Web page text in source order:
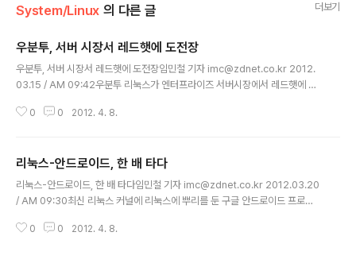
System/Linux 의 다른 글 더보기
우분투, 서버 시장서 레드햇에 도전장
우분투, 서버 시장서 레드햇에 도전장임민철 기자 imc@zdnet.co.kr 2012.
03.15 / AM 09:42우분투 리눅스가 엔터프라이즈 서버시장에서 레드햇에 도
을 얻을 수 있을지는 미지수다. 미국 지디넷은 14일(현지시각) 캐노니컬의 최고
다"라 주장했다고 보도했다. 셔틀워스 CEO는 지난달 조사업체 W3테크 자료
를 근거로 지난해 우분투 리눅스가 웹서버용 운영체제(OS) 시장에서 RHEL를
따돌린 뒤 최근까지 그 격차를 계속 벌려왔다고 강조했다. 그에 따르면 우분투
0 0 2012. 4. 8.
리눅스-안드로이드, 한 배 타다
리눅스-안드로이드, 한 배 타다임민철 기자 imc@zdnet.co.kr 2012.03.20
/ AM 09:30최신 리눅스 커널에 리눅스에 뿌리를 둔 구글 안드로이드 프로젝
라 다른 리눅스 계열 모바일 플랫폼 업체들이 리눅스 핵심기술의 발전에 기여하
0 0 2012. 4. 8.